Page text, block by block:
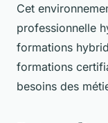
Cet
professionnelle
formations
formations
besoins des